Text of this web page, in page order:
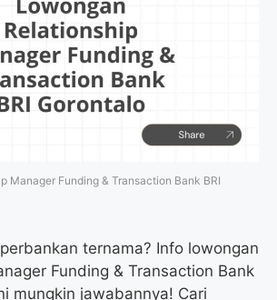
Manager Funding & Transaction Bank BRI
ternama? Info lowongan
Funding & Transaction Bank
mungkin jawabannya! Cari